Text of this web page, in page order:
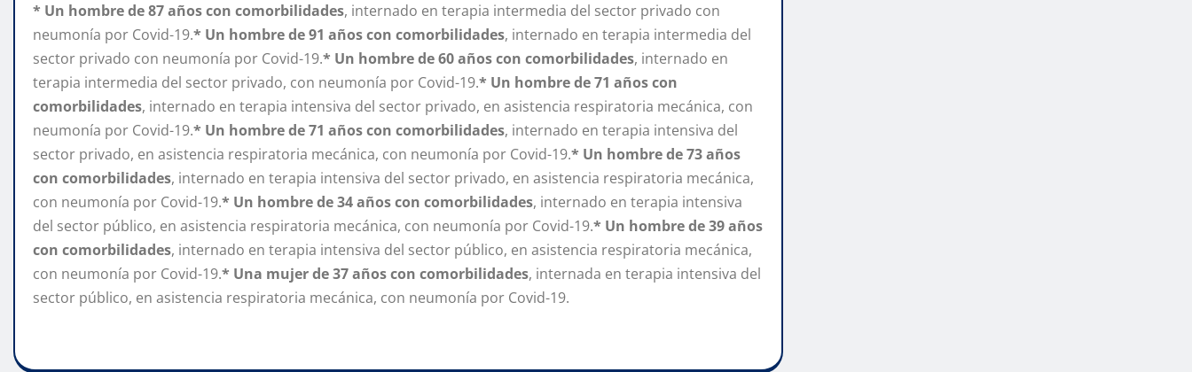
* Un hombre de 87 años con comorbilidades, internado en terapia intermedia del sector privado con
neumonía por Covid-19.* Un hombre de 91 años con comorbilidades, internado en terapia intermedia del
sector privado con neumonía por Covid-19.* Un hombre de 60 años con comorbilidades, internado en
terapia intermedia del sector privado, con neumonía por Covid-19.* Un hombre de 71 años con
comorbilidades, internado en terapia intensiva del sector privado, en asistencia respiratoria mecánica, con
neumonía por Covid-19.* Un hombre de 71 años con comorbilidades, internado en terapia intensiva del
sector privado, en asistencia respiratoria mecánica, con neumonía por Covid-19.* Un hombre de 73 años
con comorbilidades, internado en terapia intensiva del sector privado, en asistencia respiratoria mecánica,
con neumonía por Covid-19.* Un hombre de 34 años con comorbilidades, internado en terapia intensiva
del sector público, en asistencia respiratoria mecánica, con neumonía por Covid-19.* Un hombre de 39 años
con comorbilidades, internado en terapia intensiva del sector público, en asistencia respiratoria mecánica,
con neumonía por Covid-19.* Una mujer de 37 años con comorbilidades, internada en terapia intensiva del
sector público, en asistencia respiratoria mecánica, con neumonía por Covid-19.